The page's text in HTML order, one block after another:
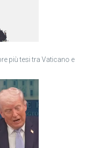
più tesi tra Vaticano e